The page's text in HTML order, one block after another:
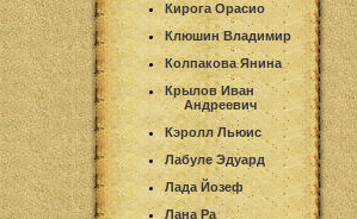
Кирога Орасио
Клюшин Владимир
Колпакова Янина
Крылов Иван
Андреевич
Кэролл Льюис
Лабуле Эдуард
Лада Йозеф
Лана Ра